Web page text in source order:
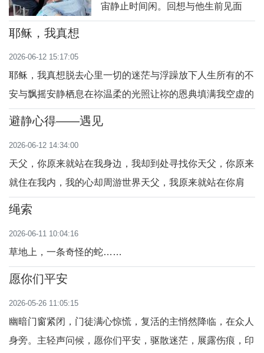
宙静止时间闲。回想与他生前见面
耶稣甘。病痛之间我去医院探，不能
说话心愿写题板。病痛折磨心内无杂
虽不舍得已是地
耶稣，我真想
2026-06-12 15:17:05
耶稣，我真想脱去心里一切的迷茫与浮躁放下人生所有的不
安与飘摇安静栖息在祢温柔的光照让祢的恩典填满我空虚的
怀抱不再被世俗风浪随意打扰单单仰望祢，以赤诚倚靠 耶
计划与目标将我的生命完全交在祢手中让祢的旨意带领我每
一步路迢迢无论前路是晴是雨、是低是高
避静心得——遇见
2026-06-12 14:34:00
天父，你原来就站在我身边，我却到处寻找你天父，你原来
就住在我内，我的心却周游世界天父，我原来就站在你肩
上，却不知道依赖天父，你原来的慈颜我却视而不见天父，
手，亲爱的天父，你的主动让我感受你的伟大，看到你的慈
颜。天父，是你撤去了我们之间的帐幕，我看到了
绳索
2026-06-11 10:04:16
草地上，一条奇怪的蛇……
愿你们平安
2026-05-26 11:05:15
幽暗门窗紧闭，门徒满心惊慌，复活的主悄然降临，在众人
身旁。主轻声问候，愿你们平安，驱散迷茫，展露伤痕，印